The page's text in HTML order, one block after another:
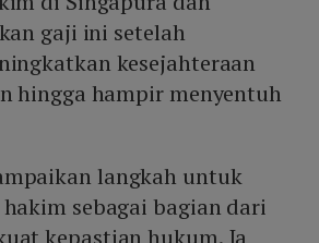
gaji ini setelah
kesejahteraan
hingga hampir menyentuh
langkah untuk
sebagai bagian dari